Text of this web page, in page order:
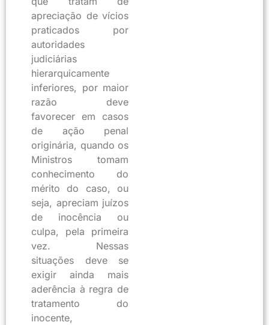
apreciação de vícios
praticados por
autoridades
judiciárias
hierarquicamente
inferiores, por maior
razão deve
favorecer em casos
de ação penal
originária, quando os
Ministros tomam
conhecimento do
mérito do caso, ou
seja, apreciam juízos
de inocência ou
culpa, pela primeira
vez. Nessas
situações deve se
exigir ainda mais
aderência à regra de
tratamento do
inocente,